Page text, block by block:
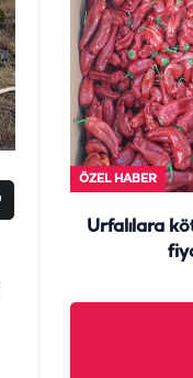
ÖZEL HABER
Urfalılara